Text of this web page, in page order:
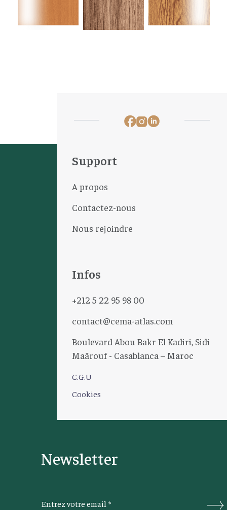
Newsletter
C.G.U
Cookies
Support
A propos
Contactez-nous
Nous rejoindre
Infos
+212 5 22 95 98 00
contact@cema-atlas.com
Boulevard Abou Bakr El Kadiri, Sidi
Maârouf - Casablanca – Maroc